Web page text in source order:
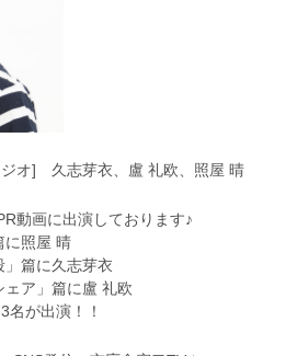
オ] 久志芽衣、盧 礼欧、照屋 晴
動画に出演しております♪
に照屋 晴
」篇に久志芽衣
ェア」篇に盧 礼欧
名が出演！！